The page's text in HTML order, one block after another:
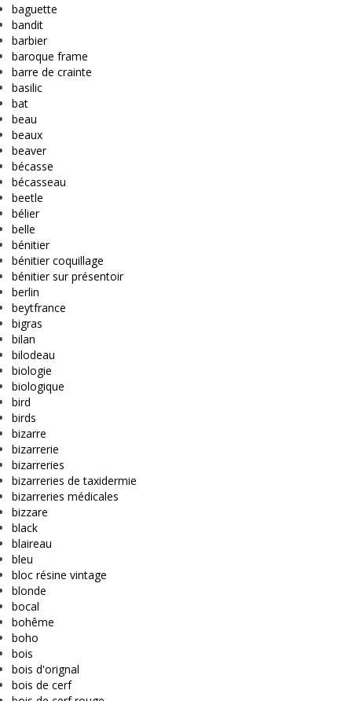
baguette
bandit
barbier
baroque frame
barre de crainte
basilic
bat
beau
beaux
beaver
bécasse
bécasseau
beetle
bélier
belle
bénitier
bénitier coquillage
bénitier sur présentoir
berlin
beytfrance
bigras
bilan
bilodeau
biologie
biologique
bird
birds
bizarre
bizarrerie
bizarreries
bizarreries de taxidermie
bizarreries médicales
bizzare
black
blaireau
bleu
bloc résine vintage
blonde
bocal
bohême
boho
bois
bois d'orignal
bois de cerf